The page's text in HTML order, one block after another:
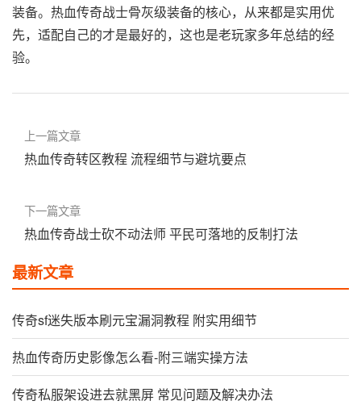
装备。热血传奇战士骨灰级装备的核心，从来都是实用优
先，适配自己的才是最好的，这也是老玩家多年总结的经
验。
上一篇文章
热血传奇转区教程 流程细节与避坑要点
下一篇文章
热血传奇战士砍不动法师 平民可落地的反制打法
最新文章
传奇sf迷失版本刷元宝漏洞教程 附实用细节
热血传奇历史影像怎么看-附三端实操方法
传奇私服架设进去就黑屏 常见问题及解决办法